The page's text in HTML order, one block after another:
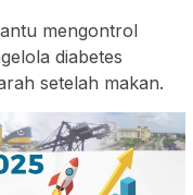
mengontrol
diabetes
setelah makan.